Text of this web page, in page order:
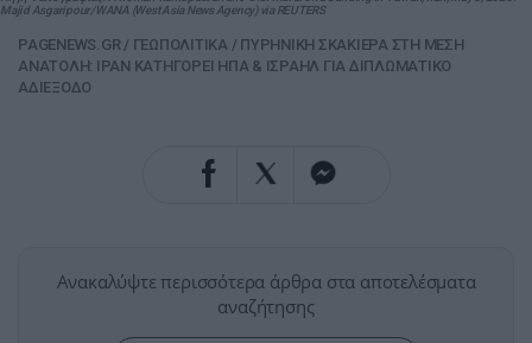
Majid Asgaripour/WANA (West Asia News Agency) via REUTERS
PAGENEWS.GR / ΓΕΩΠΟΛΙΤΙΚΑ / ΠΥΡΗΝΙΚΗ ΣΚΑΚΙΕΡΑ ΣΤΗ ΜΕΣΗ
ΑΝΑΤΟΛΗ: ΙΡΑΝ ΚΑΤΗΓΟΡΕΙ ΗΠΑ & ΙΣΡΑΗΛ ΓΙΑ ΔΙΠΛΩΜΑΤΙΚΟ
ΑΔΙΕΞΟΔΟ
Ανακαλύψτε περισσότερα άρθρα στα αποτελέσματα
αναζήτησης